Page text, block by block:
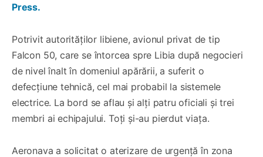
Press.
Potrivit autorităților libiene, avionul privat de tip
Falcon 50, care se întorcea spre Libia după negocieri
de nivel înalt în domeniul apărării, a suferit o
defecțiune tehnică, cel mai probabil la sistemele
electrice. La bord se aflau și alți patru oficiali și trei
membri ai echipajului. Toți și-au pierdut viața.
Aeronava a solicitat o aterizare de urgență în zona